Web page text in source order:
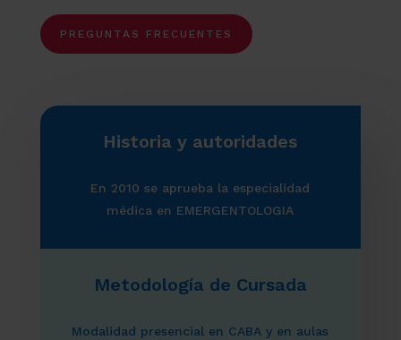
PREGUNTAS FRECUENTES
Historia y autoridades
En 2010 se aprueba la especialidad
médica en EMERGENTOLOGIA
Metodología de Cursada
Modalidad presencial en CABA y en aulas